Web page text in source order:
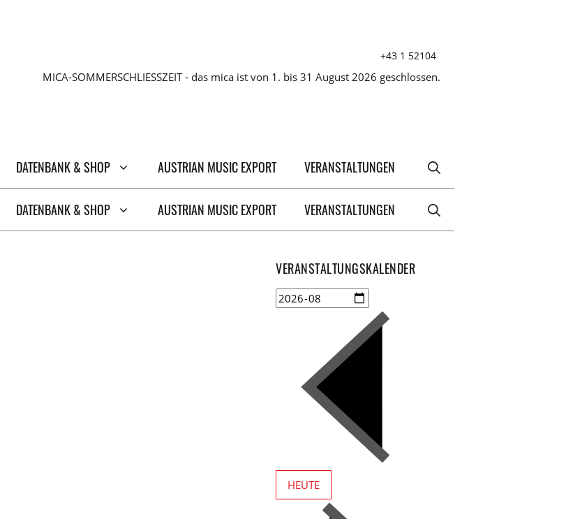
+43 1 52104
MICA-SOMMERSCHLIESSZEIT - das mica ist von 1. bis 31 August 2026 geschlossen.
DATENBANK & SHOP AUSTRIAN MUSIC EXPORT VERANSTALTUNGEN
DATENBANK & SHOP AUSTRIAN MUSIC EXPORT VERANSTALTUNGEN
VERANSTALTUNGSKALENDER
HEUTE